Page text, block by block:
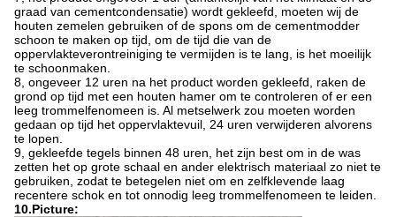
graad van cementcondensatie) wordt gekleefd, moeten wij de
houten zemelen gebruiken of de spons om de cementmodder
schoon te maken op tijd, om de tijd die van de
oppervlakteverontreiniging te vermijden is te lang, is het moeilijk
te schoonmaken.
8, ongeveer 12 uren na het product worden gekleefd, raken de
grond op tijd met een houten hamer om te controleren of er een
leeg trommelfenomeen is. Al metselwerk zou moeten worden
gedaan op tijd het oppervlaktevuil, 24 uren verwijderen alvorens
te lopen.
9, gekleefde tegels binnen 48 uren, het zijn best om in de was
zetten het op grote schaal en ander elektrisch materiaal zo niet te
gebruiken, zodat te betegelen niet om en zelfklevende laag
recentere schok en tot onnodig leeg trommelfenomeen te leiden.
10.Picture: